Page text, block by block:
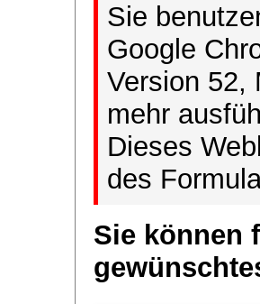
Sie
Google
Version 52,
mehr
Dieses
des
Sie können